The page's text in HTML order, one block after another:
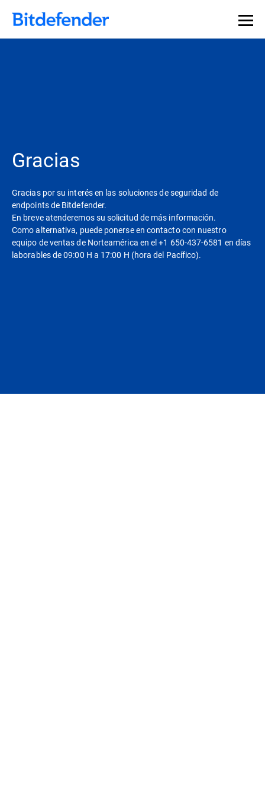
Gracias
Gracias por su interés en las soluciones de seguridad de
endpoints de Bitdefender.
En breve atenderemos su solicitud de más información.
Como alternativa, puede ponerse en contacto con nuestro
equipo de ventas de Norteamérica en el +1 650-437-6581 en días
laborables de 09:00 H a 17:00 H (hora del Pacífico).